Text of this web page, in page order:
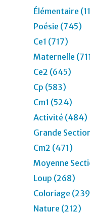
Élémentaire
Poésie (745)
Ce1 (717)
Maternelle
Ce2 (645)
Cp (583)
Cm1 (524)
Activité (484)
Grande
Cm2 (471)
Moyenne
Loup (268)
Coloriage
Nature (212)